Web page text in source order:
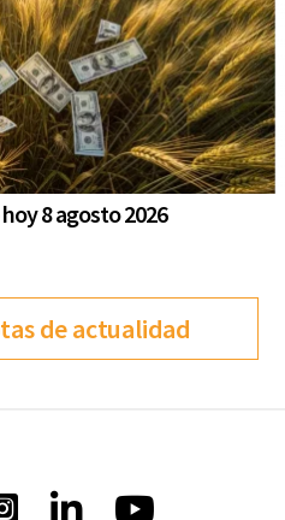
8 agosto 2026
de actualidad